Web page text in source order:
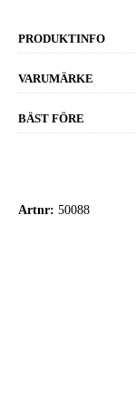
PRODUKTINFO
VARUMÄRKE
BÄST FÖRE
Artnr: 50088